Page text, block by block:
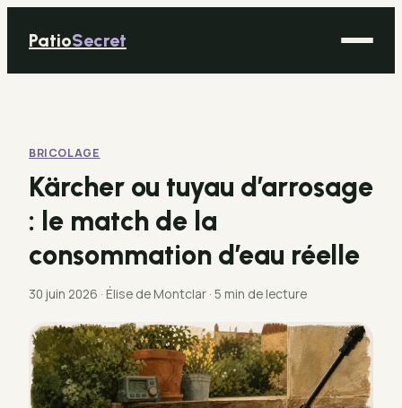
PatioSecret
Bricolage
Déco
Immobilier
Jardinage
BRICOLAGE
Kärcher ou tuyau d’arrosage
: le match de la
consommation d’eau réelle
30 juin 2026 · Élise de Montclar · 5 min de lecture